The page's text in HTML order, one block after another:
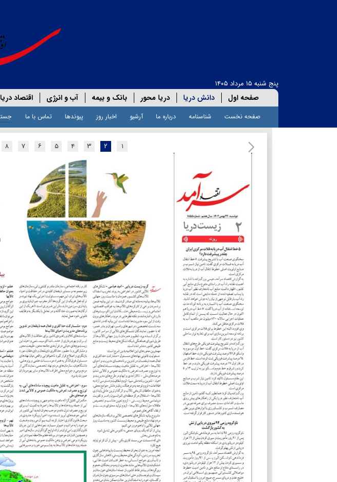
پنج شنبه ۱۵ مرداد ۱۴۰۵
صفحه اول دانش دریا دریا محور بانک و بیمه آب و انرژی اقتصاد دریا
صفحه نخست شناسنامه درباره ما آرشیو اخبار روز پیوندها تماس با ما
۱ ۲ ۳ ۴ ۵ ۶ ۷ ۸